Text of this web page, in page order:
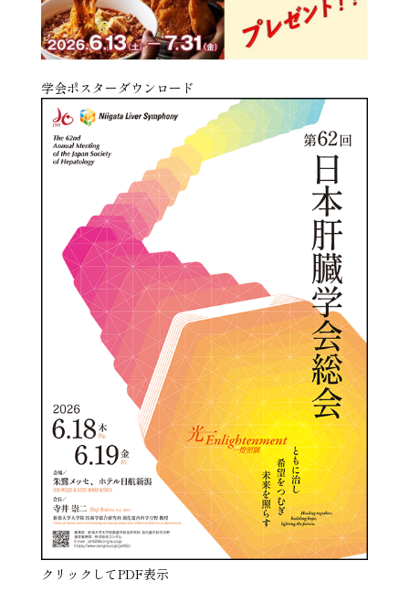
学会ポスターダウンロード
クリックしてPDF表示